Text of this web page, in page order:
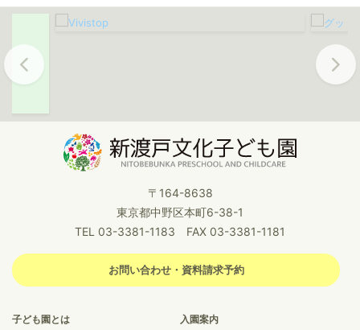
Previous Next
〒164-8638
東京都中野区本町6-38-1
TEL 03-3381-1183 FAX 03-3381-1181
お問い合わせ・資料請求予約
子ども園とは 入園案内